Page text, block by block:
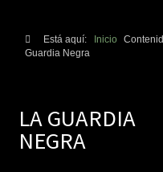
Está aquí: Inicio
Guardia Negra
LA GUARDIA
NEGRA